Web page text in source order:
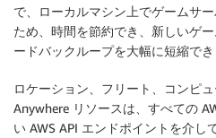
で、ローカルマシン上でゲームサ
ため、時間を節約でき、新しいゲ
ードバックループを大幅に短縮でき
ロケーション、フリート、コンピ
Anywhere リソースは、すべての
い AWS API エンドポイントを介し